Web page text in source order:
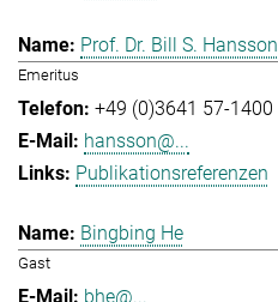
Prof. Dr. Bill S. Hansson
Emeritus
+49 (0)3641 57-1400
hansson@...
Publikationsreferenzen
Bingbing He
Gast
bhe@...